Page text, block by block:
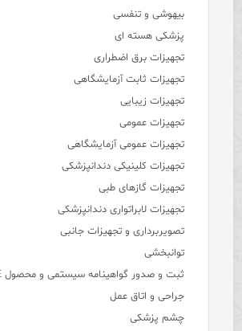
بیهوشی و تنفسی
پزشکی هسته ای
تجهیزات برق اضطراری
تجهیزات ثابت آزمایشگاهی
تجهیزات زیبایی
تجهیزات عمومی
تجهیزات عمومی آزمایشگاهی
تجهیزات کلینیکی دندانپزشکی
تجهیزات گازهای طبی
تجهیزات لابراتواری دندانپزشکی
تصویربرداری و تجهیزات جانبی
توانبخشی
ثبت و صدور گواهینامه سیستمی و محصول ISO - CE
جراحی و اتاق عمل
چشم پزشکی